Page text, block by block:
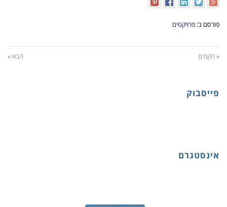
פורסם ב: פרויקטים
« הקודם הבא »
פייסבוק
אינסטגרם